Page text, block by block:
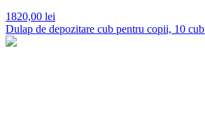
1820,00 lei
Dulap de depozitare cub pentru copii, 10